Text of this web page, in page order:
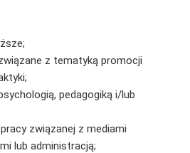
z tematyką promocji
pedagogiką i/lub
związanej z mediami
lub administracją;